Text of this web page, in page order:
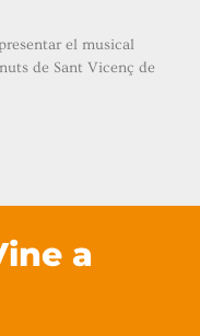
el musical
de Sant Vicenç de
a